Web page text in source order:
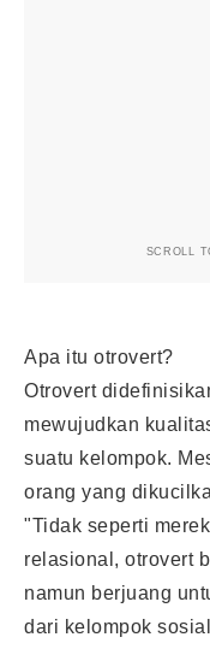
SCROLL
Apa itu otrovert?
Otrovert
mewujudkan
suatu kelompok.
orang yang
"Tidak seperti
relasional, otrovert
namun berjuang
dari kelompok